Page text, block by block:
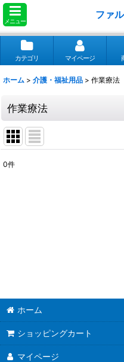
メニュー
ファ
カテゴリ マイページ
ホーム > 介護・福祉用品 > 作業療法
作業療法
0件
ホーム
ショッピングカート
マイページ